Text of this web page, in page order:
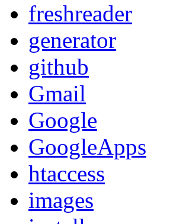
freshreader
generator
github
Gmail
Google
GoogleApps
htaccess
images